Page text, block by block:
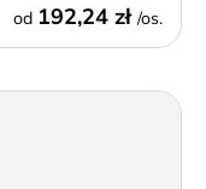
od 192,24 zł /os.